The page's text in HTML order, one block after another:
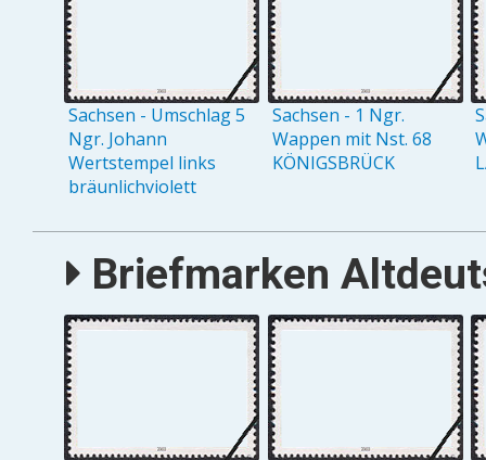
Sachsen - Umschlag 5
Ngr. Johann
Wertstempel links
bräunlichviolett
Sachsen - 1 Ngr.
Wappen mit Nst. 68
KÖNIGSBRÜCK
Briefmarken